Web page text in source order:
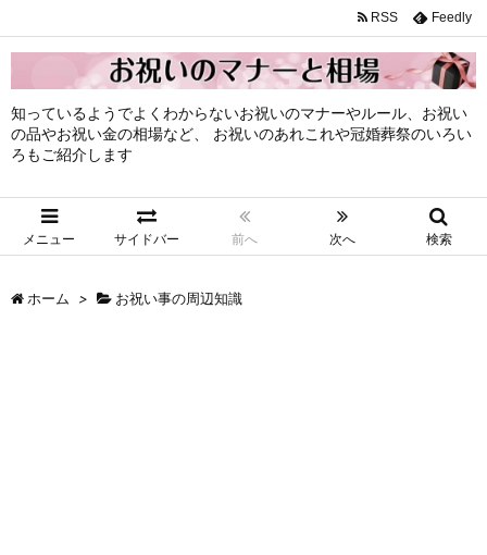
知っているようでよくわからないお祝いのマナーやルール、お祝い
の品やお祝い金の相場など、 お祝いのあれこれや冠婚葬祭のいろい
ろもご紹介します
メニュー サイドバー 前へ 次へ 検索
RSS Feedly
ホーム > お祝い事の周辺知識